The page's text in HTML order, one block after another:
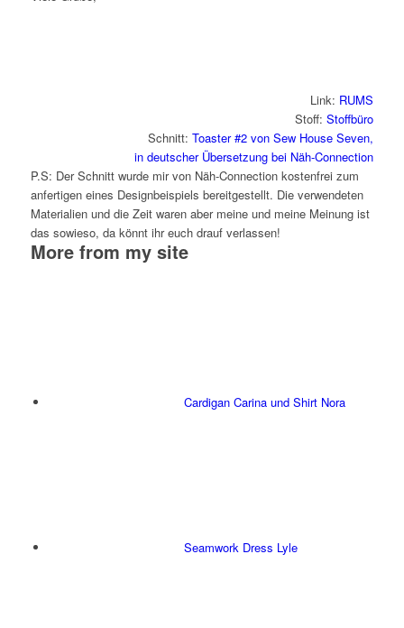
Link: RUMS
Stoff:Stoffbüro
Schnitt:Toaster #2 von Sew House Seven,
in deutscher Übersetzung bei Näh-Connection
P.S: Der Schnitt wurde mir von Näh-Connection kostenfrei zum
anfertigen eines Designbeispiels bereitgestellt. Die verwendeten
Materialien und die Zeit waren aber meine und meine Meinung ist
das sowieso, da könnt ihr euch drauf verlassen!
More from my site
Cardigan Carina und Shirt Nora
Seamwork Dress Lyle